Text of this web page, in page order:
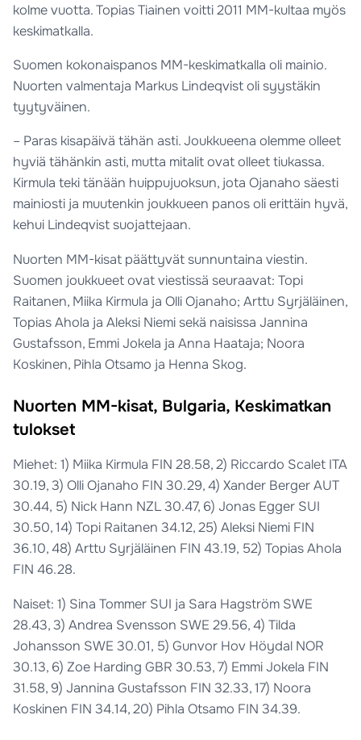
kolme vuotta. Topias Tiainen voitti 2011 MM-kultaa myös
keskimatkalla.
Suomen kokonaispanos MM-keskimatkalla oli mainio.
Nuorten valmentaja Markus Lindeqvist oli syystäkin
tyytyväinen.
– Paras kisapäivä tähän asti. Joukkueena olemme olleet
hyviä tähänkin asti, mutta mitalit ovat olleet tiukassa.
Kirmula teki tänään huippujuoksun, jota Ojanaho säesti
mainiosti ja muutenkin joukkueen panos oli erittäin hyvä,
kehui Lindeqvist suojattejaan.
Nuorten MM-kisat päättyvät sunnuntaina viestin.
Suomen joukkueet ovat viestissä seuraavat: Topi
Raitanen, Miika Kirmula ja Olli Ojanaho; Arttu Syrjäläinen,
Topias Ahola ja Aleksi Niemi sekä naisissa Jannina
Gustafsson, Emmi Jokela ja Anna Haataja; Noora
Koskinen, Pihla Otsamo ja Henna Skog.
Nuorten MM-kisat, Bulgaria, Keskimatkan
tulokset
Miehet: 1) Miika Kirmula FIN 28.58, 2) Riccardo Scalet ITA
30.19, 3) Olli Ojanaho FIN 30.29, 4) Xander Berger AUT
30.44, 5) Nick Hann NZL 30.47, 6) Jonas Egger SUI
30.50, 14) Topi Raitanen 34.12, 25) Aleksi Niemi FIN
36.10, 48) Arttu Syrjäläinen FIN 43.19, 52) Topias Ahola
FIN 46.28.
Naiset: 1) Sina Tommer SUI ja Sara Hagström SWE
28.43, 3) Andrea Svensson SWE 29.56, 4) Tilda
Johansson SWE 30.01, 5) Gunvor Hov Höydal NOR
30.13, 6) Zoe Harding GBR 30.53, 7) Emmi Jokela FIN
31.58, 9) Jannina Gustafsson FIN 32.33, 17) Noora
Koskinen FIN 34.14, 20) Pihla Otsamo FIN 34.39.